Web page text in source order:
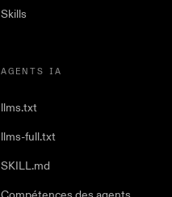
Skills
AGENTS IA
llms.txt
llms-full.txt
SKILL.md